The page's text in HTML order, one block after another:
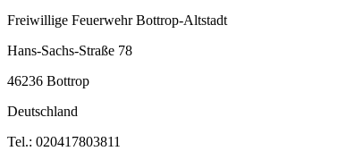
Freiwillige Feuerwehr Bottrop-Altstadt
Hans-Sachs-Straße 78
46236 Bottrop
Deutschland
Tel.: 020417803811